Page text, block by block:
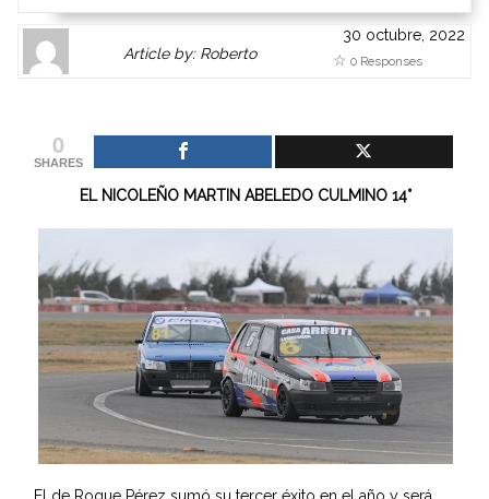
Author
Gravatar
Author
page.
Article by: Roberto
or
other
works.
admin
30 octubre, 2022
0 Responses
0
SHARES
EL NICOLEÑO MARTIN ABELEDO CULMINO 14°
El de Roque Pérez sumó su tercer éxito en el año y será